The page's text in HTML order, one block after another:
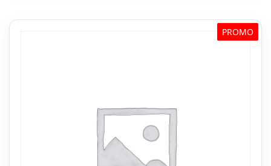
PROMO